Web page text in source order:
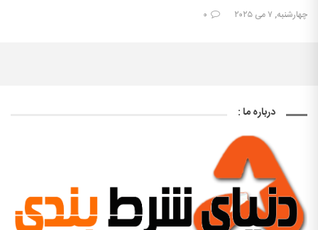
چهارشنبه, ۷ می ۲۰۲۵ ۰
درباره ما :